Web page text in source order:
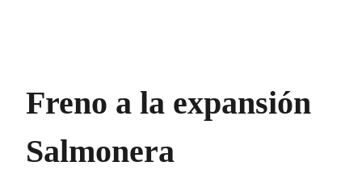
Freno a la expansión
Salmonera